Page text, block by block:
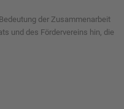
der Zusammenarbeit
und des Fördervereins hin, die